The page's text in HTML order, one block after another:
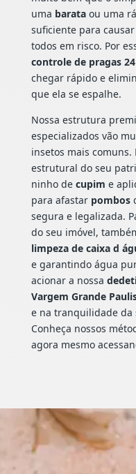
uma barataou uma
suficiente para
todos em risco. Por
controle de pragas
chegar rápido e
que ela se espalhe.
Nossa estrutura
especializados vão
insetos mais
estrutural do seu
ninho de cupim e
para afastar pombos
segura e legalizada.
do seu imóvel,
limpeza de caixa d
e garantindo água
acionar a nossa
Vargem Grande
e na tranquilidade da
Conheça nossos
agora mesmo